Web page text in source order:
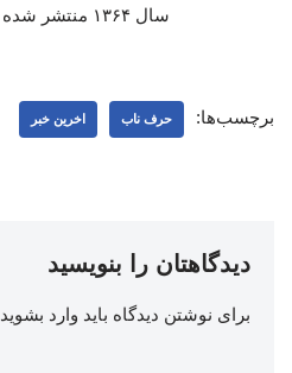
سال ۱۳۶۴ منتشر شده است./خبرفوری
برچسب‌ها: حرف ناب اخرین خبر
دیدگاهتان را بنویسید
برای نوشتن دیدگاه باید وارد بشوید